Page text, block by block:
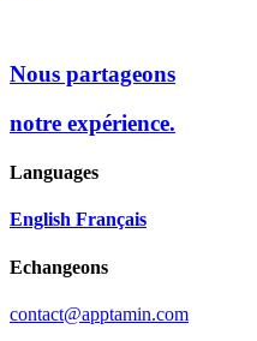
Nous partageons
notre expérience.
Languages
English Français
Echangeons
contact@apptamin.com